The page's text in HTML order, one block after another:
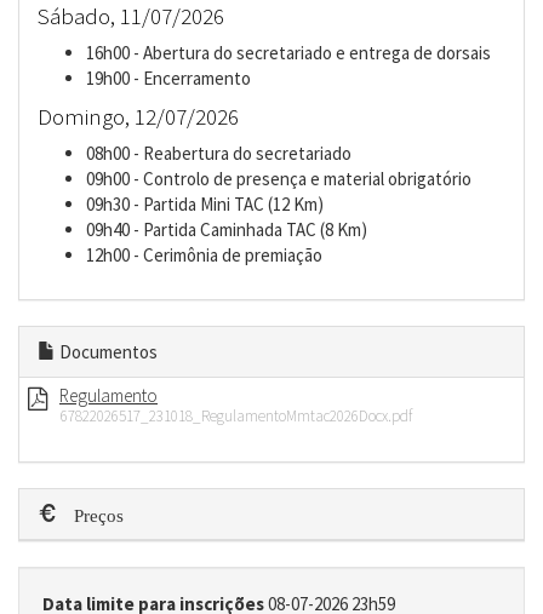
Sábado, 11/07/2026
16h00 - Abertura do secretariado e entrega de dorsais
19h00 - Encerramento
Domingo, 12/07/2026
08h00 - Reabertura do secretariado
09h00 - Controlo de presença e material obrigatório
09h30 - Partida Mini TAC (12 Km)
09h40 - Partida Caminhada TAC (8 Km)
12h00 - Cerimônia de premiação
Documentos
Regulamento
67822026517_231018_RegulamentoMmtac2026Docx.pdf
Preços
Data limite para inscrições08-07-2026 23h59